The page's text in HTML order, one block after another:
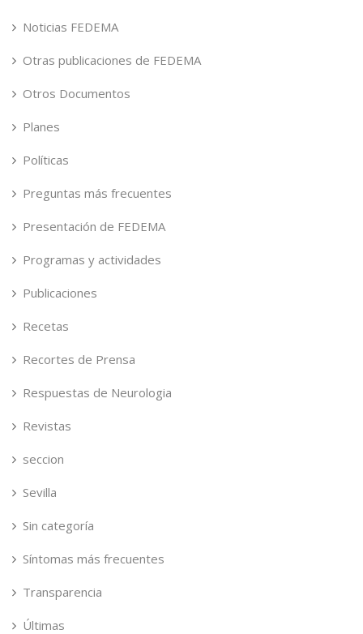
Noticias FEDEMA
Otras publicaciones de FEDEMA
Otros Documentos
Planes
Políticas
Preguntas más frecuentes
Presentación de FEDEMA
Programas y actividades
Publicaciones
Recetas
Recortes de Prensa
Respuestas de Neurologia
Revistas
seccion
Sevilla
Sin categoría
Síntomas más frecuentes
Transparencia
Últimas